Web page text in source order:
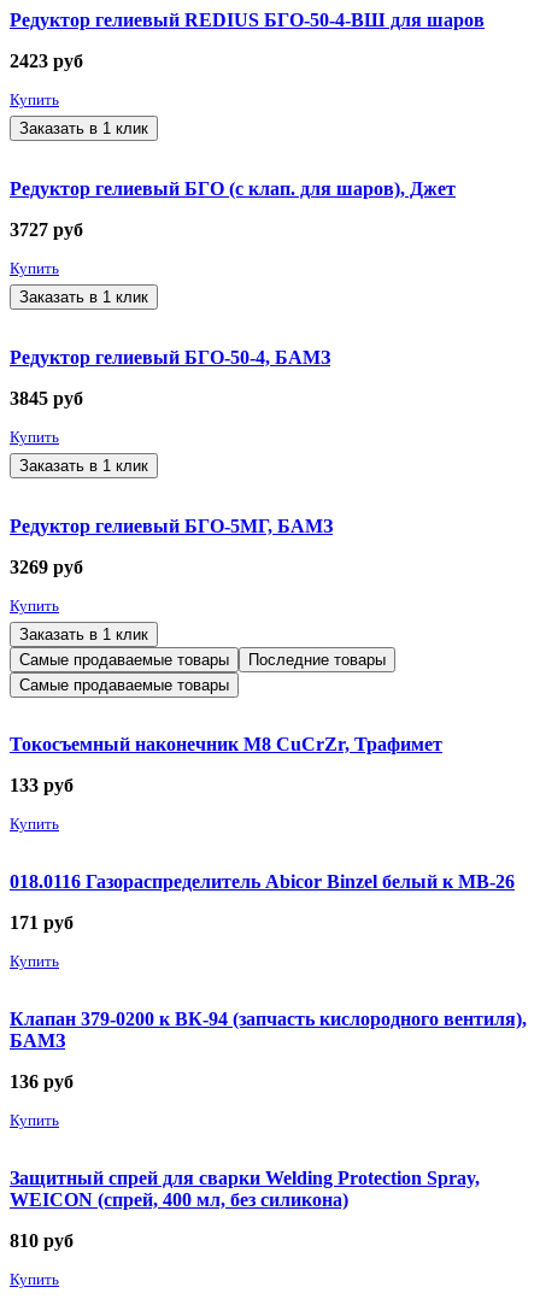
Редуктор гелиевый REDIUS БГО-50-4-ВШ для шаров
2423 руб
Купить
Заказать в 1 клик
Редуктор гелиевый БГО (с клап. для шаров), Джет
3727 руб
Купить
Заказать в 1 клик
Редуктор гелиевый БГО-50-4, БАМЗ
3845 руб
Купить
Заказать в 1 клик
Редуктор гелиевый БГО-5МГ, БАМЗ
3269 руб
Купить
Заказать в 1 клик
Самые продаваемые товары
Последние товары
Самые продаваемые товары
Токосъемный наконечник М8 CuCrZr, Трафимет
133 руб
Купить
018.0116 Газораспределитель Abicor Binzel белый к MB-26
171 руб
Купить
Клапан 379-0200 к ВК-94 (запчасть кислородного вентиля),
БАМЗ
136 руб
Купить
Защитный спрей для сварки Welding Protection Spray,
WEICON (спрей, 400 мл, без силикона)
810 руб
Купить